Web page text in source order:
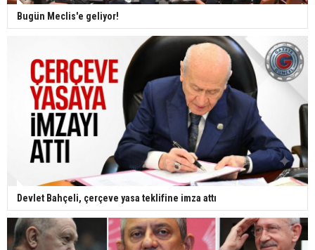
Bugün Meclis'e geliyor!
Devlet Bahçeli, çerçeve yasa teklifine imza attı